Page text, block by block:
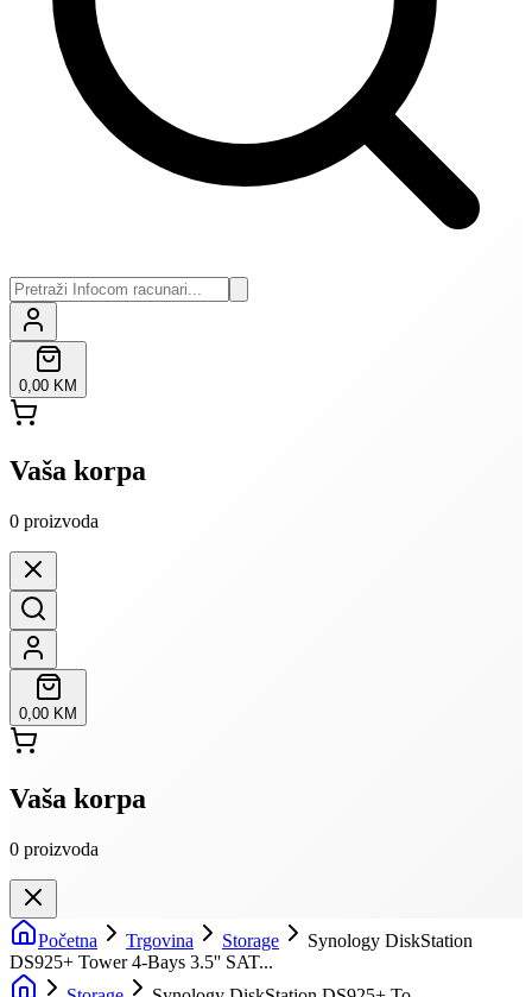
0,00 KM
Vaša korpa
0 proizvoda
0,00 KM
Vaša korpa
0 proizvoda
Početna Trgovina Storage
Synology DiskStation
DS925+ Tower 4-Bays 3.5'' SAT...